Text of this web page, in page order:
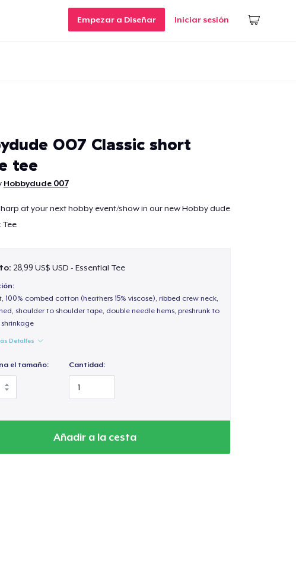
Empezar a Diseñar Iniciar sesión
007 Classic short
tee
Hobbydude 007
at your next hobby event/show in our new Hobby dude
Tee
28,99 US$ USD - Essential Tee
100% combed cotton (heathers 15% viscose), ribbed crew neck,
shoulder to shoulder tape, double needle hems, preshrunk to
Detalles
el tamaño: Cantidad:
Añadir a la cesta